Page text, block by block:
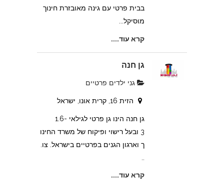
בבית פרטי עם גינה מאובזרת חינוך
מוסיקל...
קרא עוד....
גן חנה
גני ילדים פרטיים
הזית 16, קרית אונו, ישראל
גן חנה הינו גן פרטי לגילאי 1.6-
3 ובעל רישוי ופיקוח של משרד החינו
ך וארגון הגנים בפרטיים בישראל. צו.
קרא עוד....